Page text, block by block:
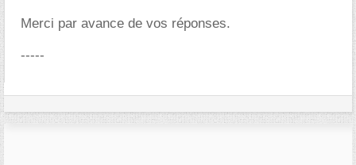
Merci par avance de vos réponses.
-----